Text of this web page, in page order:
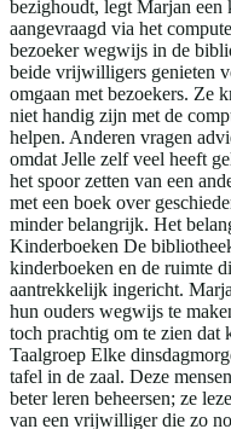
bezighoudt, legt Marjan een
aangevraagd via het
bezoeker wegwijs in de
beide vrijwilligers genieten
omgaan met bezoekers. Ze
niet handig zijn met de
helpen. Anderen vragen
omdat Jelle zelf veel heeft
het spoor zetten van een
met een boek over
minder belangrijk. Het
Kinderboeken De
kinderboeken en de ruimte
aantrekkelijk ingericht.
hun ouders wegwijs te
toch prachtig om te zien dat
Taalgroep Elke
tafel in de zaal. Deze
beter leren beheersen; ze
van een vrijwilliger die zo